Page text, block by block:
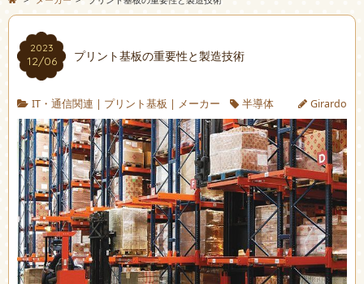
2023
12/06 プリント基板の重要性と製造技術
IT・通信関連 | プリント基板 | メーカー 半導体 Girardo